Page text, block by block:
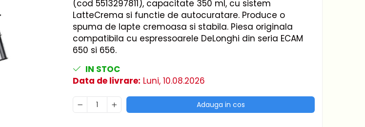
(cod 5513297811), capacitate 350 ml, cu sistem
LatteCrema si functie de autocuratare. Produce o
spuma de lapte cremoasa si stabila. Piesa originala
compatibila cu espressoarele DeLonghi din seria ECAM
650 si 656.
IN STOC
Data de livrare: Luni, 10.08.2026
Adauga in cos